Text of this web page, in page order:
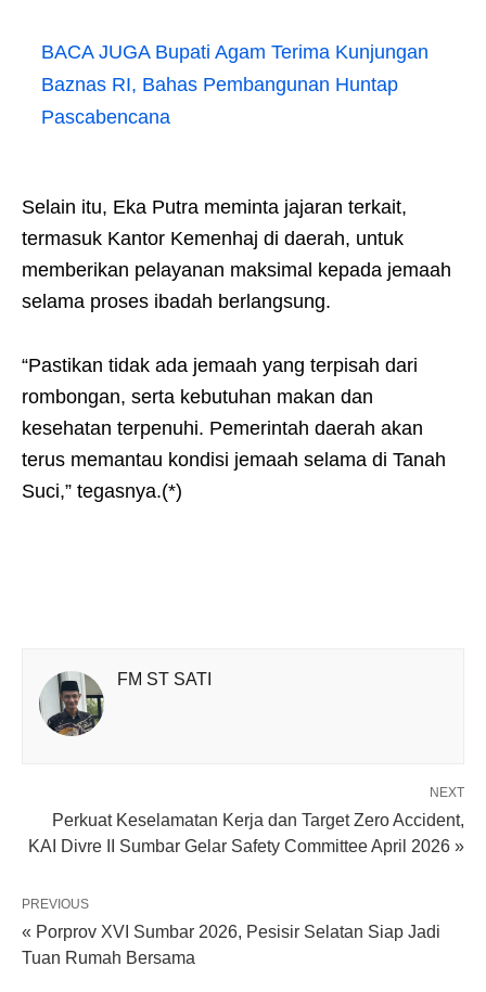
BACA JUGA Bupati Agam Terima Kunjungan
Baznas RI, Bahas Pembangunan Huntap
Pascabencana
Selain itu, Eka Putra meminta jajaran terkait,
termasuk Kantor Kemenhaj di daerah, untuk
memberikan pelayanan maksimal kepada jemaah
selama proses ibadah berlangsung.
“Pastikan tidak ada jemaah yang terpisah dari
rombongan, serta kebutuhan makan dan
kesehatan terpenuhi. Pemerintah daerah akan
terus memantau kondisi jemaah selama di Tanah
Suci,” tegasnya.(*)
FM ST SATI
NEXT
Perkuat Keselamatan Kerja dan Target Zero Accident,
KAI Divre II Sumbar Gelar Safety Committee April 2026 »
PREVIOUS
« Porprov XVI Sumbar 2026, Pesisir Selatan Siap Jadi
Tuan Rumah Bersama